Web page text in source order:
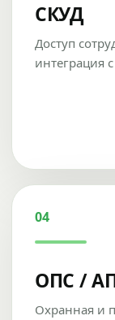
СКУД
Доступ
интеграция
04
ОПС /
Охранная и